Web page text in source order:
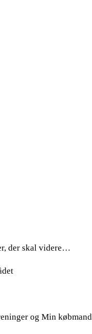
der skal videre…
og Min købmand